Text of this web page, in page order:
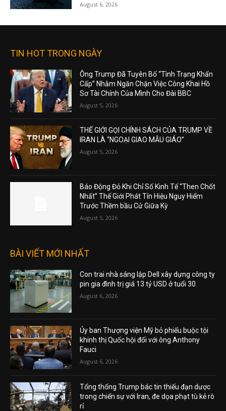
August 6, 2026
TIN HOT TRONG NGÀY
Ông Trump Đã Tuyên Bố “Tình Trạng Khẩn
Cấp” Nhằm Ngăn Chặn Việc Công Khai Hồ
Sơ Tài Chính Của Mình Cho Đài BBC
August 5, 2026
THẾ GIỚI GỌI CHÍNH SÁCH CỦA TRUMP VỀ
IRAN LÀ “NGOẠI GIAO MẪU GIÁO”
August 5, 2026
Báo Động Đỏ Khi Chỉ Số Kinh Tế “Then Chốt
Nhất” Thế Giới Phát Tín Hiệu Nguy Hiểm
Trước Thềm bầu Cử Giữa Kỳ
August 5, 2026
BÀI VIẾT MỚI NHẤT
Con trai nhà sáng lập Dell xây dựng công ty
pin gia đình trị giá 13 tỷ USD ở tuổi 30
August 6, 2026
Ủy ban Thượng viện Mỹ bỏ phiếu buộc tội
khinh thị Quốc hội đối với ông Anthony
Fauci
August 6, 2026
Tổng thống Trump bác tin thiếu đạn dược
trong chiến sự với Iran, đe dọa phạt tù kẻ rò
rỉ